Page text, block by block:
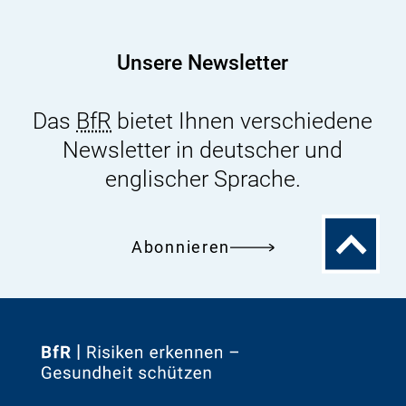
Unsere Newsletter
Das BfR bietet Ihnen verschiedene
Newsletter in deutscher und
englischer Sprache.
Abonnieren
Zum
Zur